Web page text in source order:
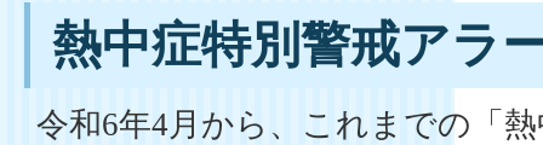
熱中症特別警戒アラ
令和6年4 月から、これまでの「